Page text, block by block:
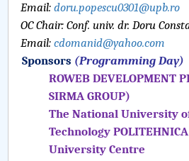
IOSUD/CSUD – PhD studies
Comisie de etica unversitară
Evenimente CUP
Accesibilitate pentru studenții
Raportul Conducerii Centrului
Email:doru.popescu0301@upb.ro
OC Chair:Conf. univ. dr. Doru
Email:cdomanid@yahoo.com
Sponsors (Programming Day)
ROWEB DEVELOPMENT
SIRMA GROUP)
The National University
Technology
University Centre